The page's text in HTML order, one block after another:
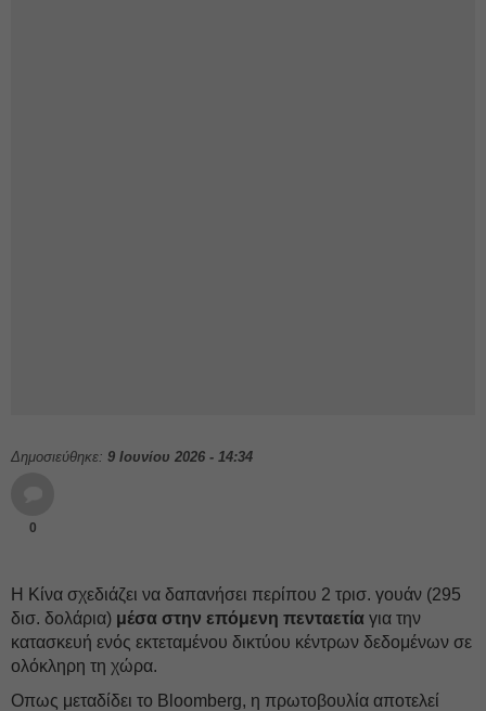
Δημοσιεύθηκε: 9 Ιουνίου 2026 - 14:34
0
Η Κίνα σχεδιάζει να δαπανήσει περίπου 2 τρισ. γουάν (295
δισ. δολάρια) μέσα στην επόμενη πενταετία για την
κατασκευή ενός εκτεταμένου δικτύου κέντρων δεδομένων σε
ολόκληρη τη χώρα.
Οπως μεταδίδει το Bloomberg, η πρωτοβουλία αποτελεί